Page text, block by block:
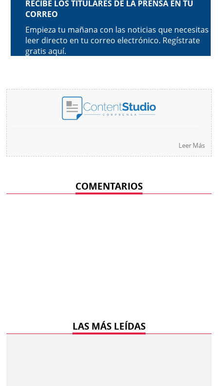
Leer Más
COMENTARIOS
LAS MÁS LEÍDAS